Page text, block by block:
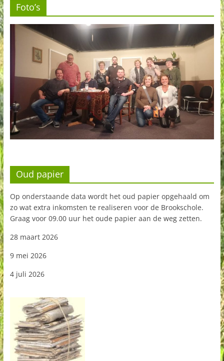
Foto’s
Oud papier
Op onderstaande data wordt het oud papier opgehaald om
zo wat extra inkomsten te realiseren voor de Brookschole.
Graag voor 09.00 uur het oude papier aan de weg zetten.
28 maart 2026
9 mei 2026
4 juli 2026